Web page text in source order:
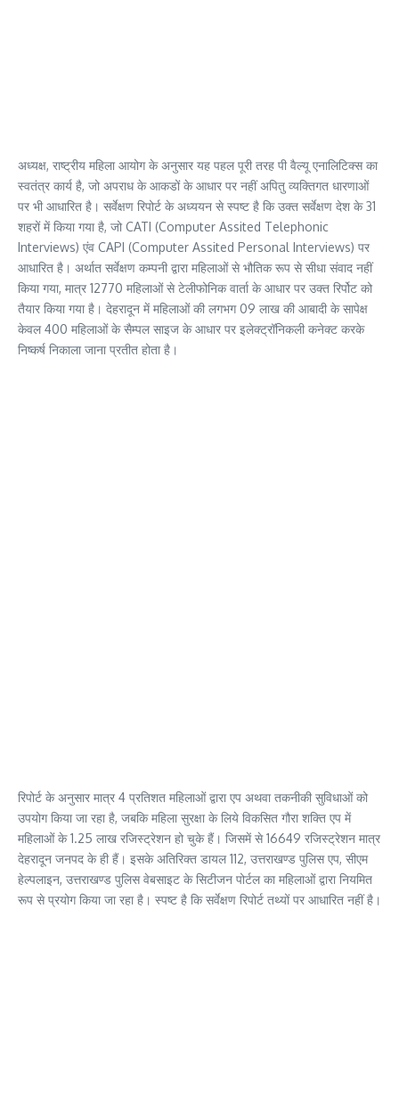
अध्यक्ष, राष्ट्रीय महिला आयोग के अनुसार यह पहल पूरी तरह पी वैल्यू एनालिटिक्स का
स्वतंत्र कार्य है, जो अपराध के आकडों के आधार पर नहीं अपितु व्यक्तिगत धारणाओं
पर भी आधारित है। सर्वेक्षण रिपोर्ट के अध्ययन से स्पष्ट है कि उक्त सर्वेक्षण देश के 31
शहरों में किया गया है, जो CATI (Computer Assited Telephonic
Interviews) एंव CAPI (Computer Assited Personal Interviews) पर
आधारित है। अर्थात सर्वेक्षण कम्पनी द्वारा महिलाओं से भौतिक रूप से सीधा संवाद नहीं
किया गया, मात्र 12770 महिलाओं से टेलीफोनिक वार्ता के आधार पर उक्त रिर्पोट को
तैयार किया गया है। देहरादून में महिलाओं की लगभग 09 लाख की आबादी के सापेक्ष
केवल 400 महिलाओं के सैम्पल साइज के आधार पर इलेक्ट्रॉनिकली कनेक्ट करके
निष्कर्ष निकाला जाना प्रतीत होता है।
रिपोर्ट के अनुसार मात्र 4 प्रतिशत महिलाओं द्वारा एप अथवा तकनीकी सुविधाओं को
उपयोग किया जा रहा है, जबकि महिला सुरक्षा के लिये विकसित गौरा शक्ति एप में
महिलाओं के 1.25 लाख रजिस्ट्रेशन हो चुके हैं। जिसमें से 16649 रजिस्ट्रेशन मात्र
देहरादून जनपद के ही हैं। इसके अतिरिक्त डायल 112, उत्तराखण्ड पुलिस एप, सीएम
हेल्पलाइन, उत्तराखण्ड पुलिस वेबसाइट के सिटीजन पोर्टल का महिलाओं द्वारा नियमित
रूप से प्रयोग किया जा रहा है। स्पष्ट है कि सर्वेक्षण रिपोर्ट तथ्यों पर आधारित नहीं है।